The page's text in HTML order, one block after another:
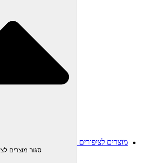
מוצרים לציפורים
סגור מוצרים